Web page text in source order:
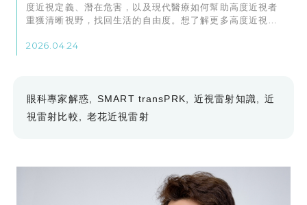
度近視定義、潛在危害，以及現代醫療如何幫助高度近視者
重獲清晰視野，找回生活的自由度。想了解更多高度近視保
2026.04.24
眼科專家解惑 SMART transPRK 近視雷射知識
近
視雷射比較
老花近視雷射